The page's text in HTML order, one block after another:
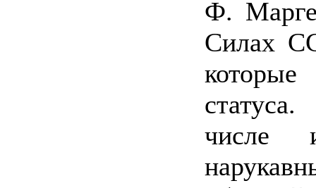
Ф.
Силах
числе